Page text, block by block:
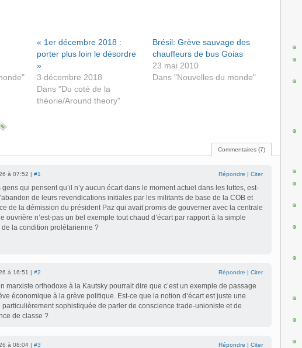
« 1er décembre 2018 :
porter plus loin le désordre
»
3 décembre 2018
Dans "Du coté de la
théorie/Around theory"
Brésil: Grève sauvage des
chauffeurs de bus Goias
23 mai 2010
Dans "Nouvelles du monde"
Commentaires (7)
à 07:52 | #1 Répondre | Citer
gens qui pensent qu’il n’y aucun écart dans le moment actuel dans les luttes, est-
de leurs revendications initiales par les militants de base de la COB et
de la démission du président Paz qui avait promis de gouverner avec la centrale
ouvrière n’est-pas un bel exemple tout chaud d’écart par rapport à la simple
de la condition prolétarienne ?
à 16:51 | #2 Répondre | Citer
marxiste orthodoxe à la Kautsky pourrait dire que c’est un exemple de passage
économique à la grève politique. Est-ce que la notion d’écart est juste une
particulièrement sophistiquée de parler de conscience trade-unioniste et de
de classe ?
à 08:04 | #3 Répondre | Citer